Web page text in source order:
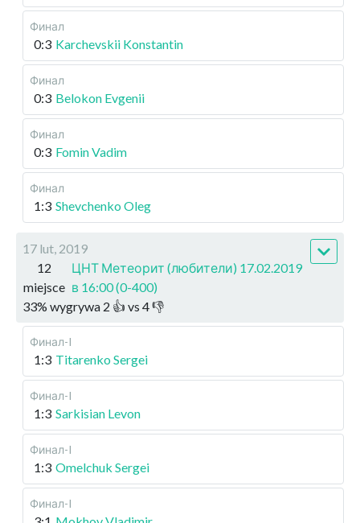
Финал
0:3 Karchevskii Konstantin
Финал
0:3 Belokon Evgenii
Финал
0:3 Fomin Vadim
Финал
1:3 Shevchenko Oleg
17 lut, 2019
12
miejsce
ЦНТ Метеорит (любители) 17.02.2019
в 16:00 (0-400)
33% wygrywa 2 👍 vs 4👎
Финал-I
1:3 Titarenko Sergei
Финал-I
1:3 Sarkisian Levon
Финал-I
1:3 Omelchuk Sergei
Финал-I